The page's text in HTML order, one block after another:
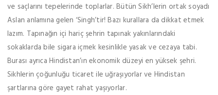
ve saçlarını tepelerinde toplarlar. Bütün Sikh’lerin ortak soyadı
Aslan anlamına gelen ‘Singh’tir! Bazı kurallara da dikkat etmek
lazım. Tapınağın içi hariç şehrin tapınak yakınlarındaki
sokaklarda bile sigara içmek kesinlikle yasak ve cezaya tabi.
Burası ayrıca Hindistan’ın ekonomik düzeyi en yüksek şehri.
Sikhlerin çoğunluğu ticaret ile uğraşıyorlar ve Hindistan
şartlarına göre gayet rahat yaşıyorlar.